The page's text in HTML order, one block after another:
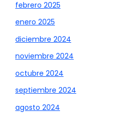
febrero 2025
enero 2025
diciembre 2024
noviembre 2024
octubre 2024
septiembre 2024
agosto 2024